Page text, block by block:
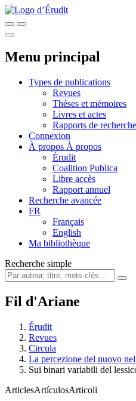
Menu principal
Types de publications
Revues
Thèses et mémoires
Livres et actes
Rapports de recherche
Connexion
À propos À propos
Érudit
Coalition Publica
Libre accès
Rapport annuel
Recherche avancée
FR
Français
English
Ma bibliothèque
Recherche simple
Fil d'Ariane
Érudit
Revues
Circula
La percezione del nuovo
Sui binari variabili del
ArticlesArtículosArticoli